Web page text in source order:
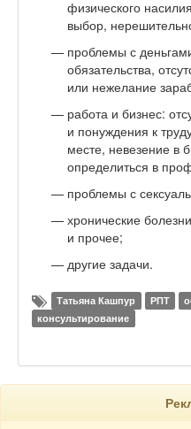
физического
выбор,
проблемы с
обязательства,
или нежелание
работа и бизнес:
и понуждения к
месте, невезение в
определиться в
проблемы с
хронические
и прочее;
другие задачи.
Татьяна Кашпур РПТ
консультирование